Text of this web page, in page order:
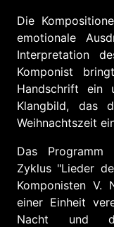
Die
emotionale
Interpretation
Komponist
Handschrift ein
Klangbild, das
Weihnachtszeit
Das
Zyklus "Lieder
Komponisten V.
einer Einheit
Nacht und